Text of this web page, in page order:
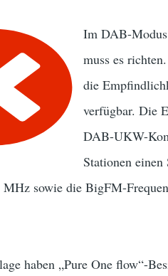
Im DAB-
muss es
die
verfügbar. Die
DAB-UKW-
Stationen
MHz sowie die BigFM-
haben „Pure One flow“-